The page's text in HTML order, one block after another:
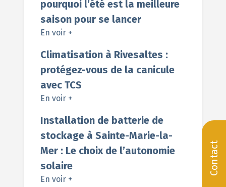
Contact
pourquoi l’été est la meilleure
saison pour se lancer
En voir +
Climatisation à Rivesaltes :
protégez-vous de la canicule
avec TCS
En voir +
Installation de batterie de
stockage à Sainte-Marie-la-
Mer : Le choix de l’autonomie
solaire
En voir +